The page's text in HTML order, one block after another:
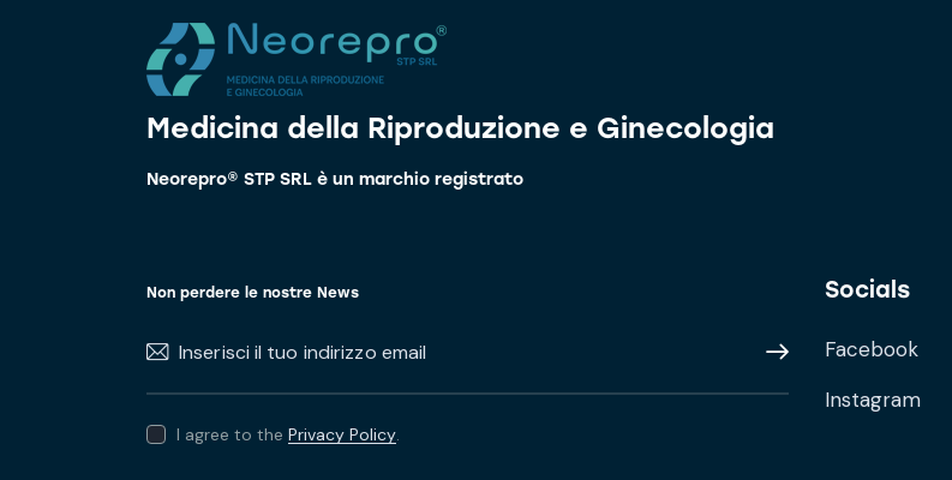
Medicina della Riproduzione e Ginecologia
Neorepro® STP SRL è un marchio registrato
Non perdere le nostre News
Subscribe
I agree to the Privacy Policy.
Socials
Facebook
Instagram